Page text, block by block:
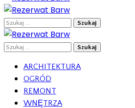
Szukaj:
Szukaj:
ARCHITEKTURA
OGRÓD
REMONT
WNĘTRZA